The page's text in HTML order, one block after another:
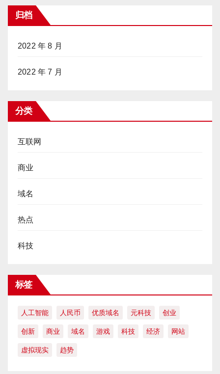
归档
2022 年 8 月
2022 年 7 月
分类
互联网
商业
域名
热点
科技
标签
人工智能 人民币 优质域名 元科技 创业
创新 商业 域名 游戏 科技 经济 网站
虚拟现实 趋势